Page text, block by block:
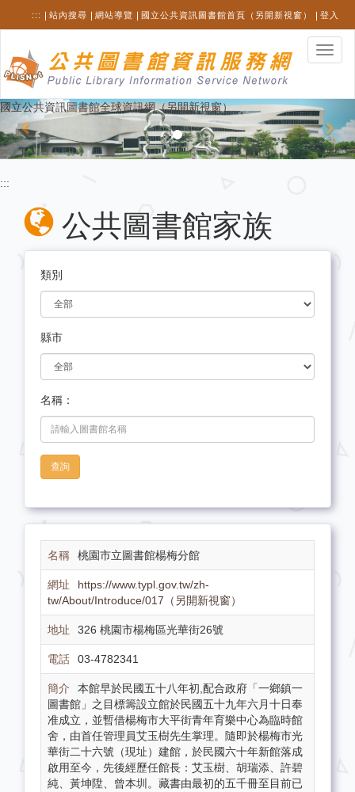
內
::: 站內搜尋 網站導覽 國立公共資訊圖書館首頁（另開新視窗） 登入
選
單
換
國立公共資訊圖書館全球資訊網（另開新視窗）
Previous
:::
公共圖書館家族
類別
縣市
名稱：
查詢
桃園市立圖書館楊梅分館
https://www.typl.gov.tw/zh-
tw/About/Introduce/017（另開新視窗）
326 桃園市楊梅區光華街26號
03-4782341
本館早於民國五十八年初,配合政府「一鄉鎮一
圖書館」之目標籌設立館於民國五十九年六月十日奉
准成立，並暫借楊梅市大平街青年育樂中心為臨時館
舍，由首任管理員艾玉樹先生掌理。隨即於楊梅市光
華街二十六號（現址）建館，於民國六十年新館落成
啟用至今，先後經歷任館長：艾玉樹、胡瑞添、許碧
純、黃坤陞、曾本圳。藏書由最初的五千冊至目前已